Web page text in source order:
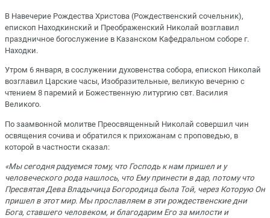
В Навечерие Рождества Христова (Рождественский сочельник),
епископ Находкинский и Преображенский Николай возглавил
праздничное богослужение в Казанском Кафедральном соборе г.
Находки.
Утром 6 января, в сослужении духовенства собора, епископ Николай
возглавил Царские часы, Изобразительные, великую вечерню с
чтением 8 паремий и Божественную литургию свт. Василия
Великого.
По заамвонной молитве Преосвященный Николай совершил чин
освящения сочива и обратился к прихожанам с проповедью, в
которой в частности сказал:
«Мы сегодня радуемся тому, что Господь к нам пришел и у
человеческого рода нашлось, что Ему принести в дар, потому что
Пресвятая Дева Владычица Богородица была Той, через Которую Он
пришел в этот мир. Мы прославляем в эти рождественские дни
Бога, ставшего человеком, и благодарим Его за милости и